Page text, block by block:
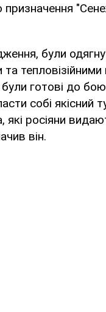
призначення
були
були готові до
собі якісний
які росіяни
він.